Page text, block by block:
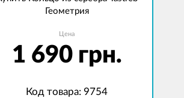
Геометрия
Цена
1 690 грн.
Код товара: 9754